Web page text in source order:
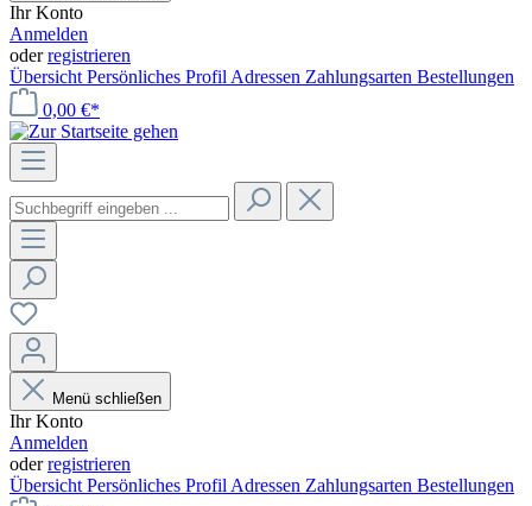
Ihr Konto
Anmelden
oderregistrieren
Übersicht Persönliches Profil Adressen Zahlungsarten Bestellungen
0,00 €*
Menü schließen
Ihr Konto
Anmelden
oderregistrieren
Übersicht Persönliches Profil Adressen Zahlungsarten Bestellungen